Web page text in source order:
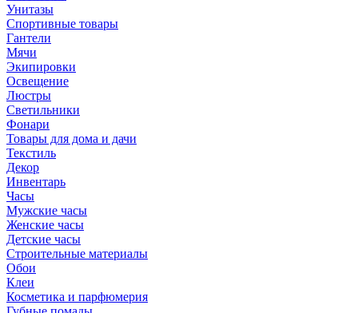
Унитазы
Спортивные товары
Гантели
Мячи
Экипировки
Освещение
Люстры
Светильники
Фонари
Товары для дома и дачи
Текстиль
Декор
Инвентарь
Часы
Мужские часы
Женские часы
Детские часы
Строительные материалы
Обои
Клеи
Косметика и парфюмерия